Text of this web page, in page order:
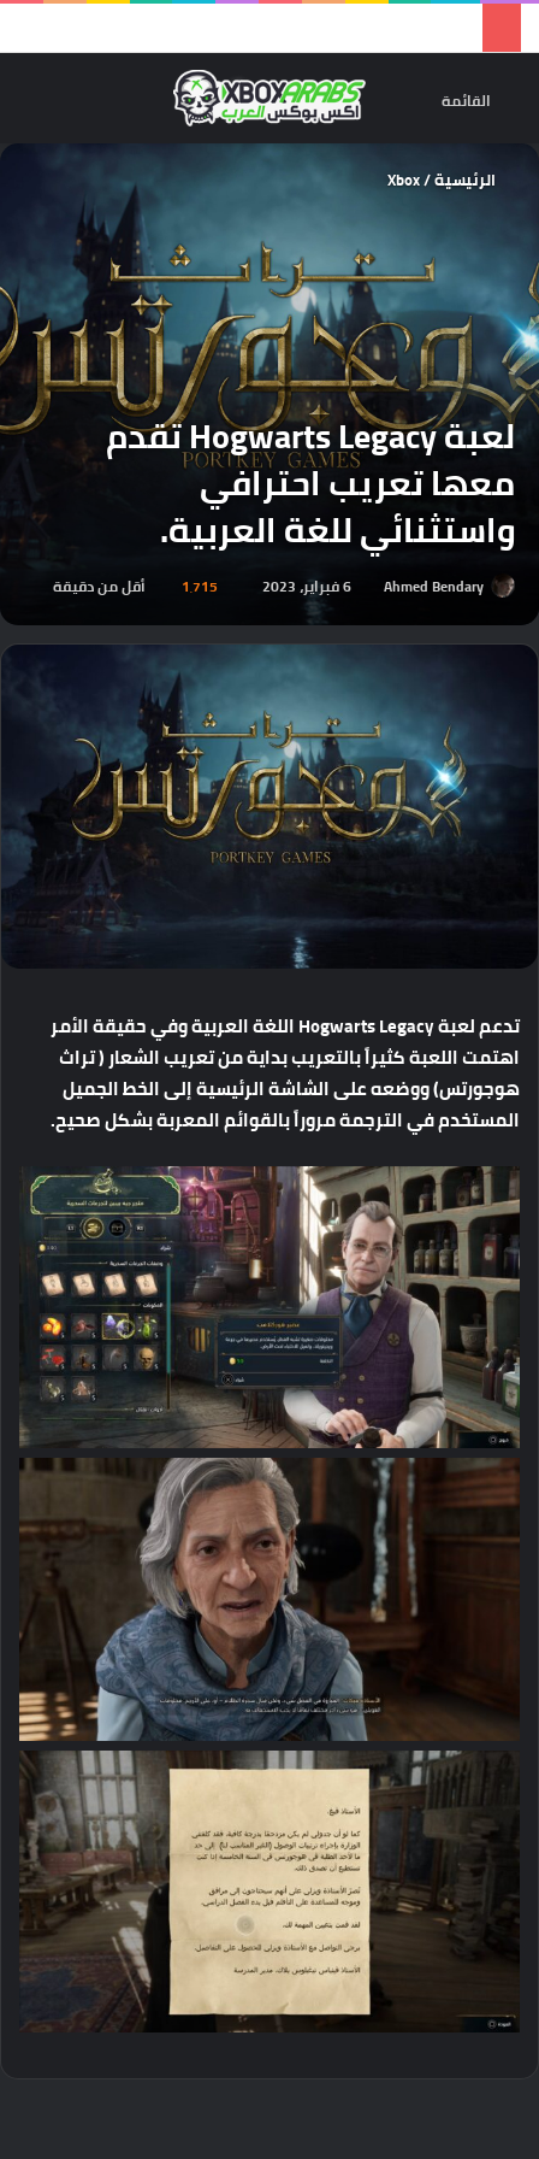
القائمة
الرئيسية/
Xbox
لعبة Hogwarts Legacy تقدم
معها تعريب احترافي
واستثنائي للغة العربية.
Ahmed Bendary 6 فبراير، 2023 1٬715 أقل من دقيقة
تدعملعبة اللغةالعربيةوفيحقيقةالأمر
اهتمتاللعبةكثيراًبالتعريببدايةمنتعريبالشعار(تراث
هوجورتس)ووضعهعلىالشاشةالرئيسيةإلىالخطالجميل
المستخدمفيالترجمةمروراًبالقوائمالمعربةبشكلصحيح.